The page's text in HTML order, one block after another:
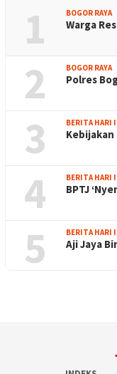
1 BOGOR RAYA
Warga
2 BOGOR RAYA
Polres
3 BERITA HARI
Kebijakan
4 BERITA HARI
BPTJ
5 BERITA HARI
Aji Jaya